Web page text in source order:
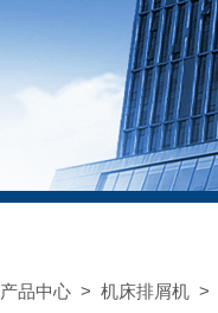
产品中心 > 机床排屑机 >